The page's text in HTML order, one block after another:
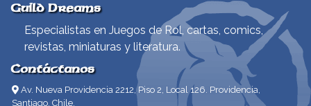
Guild Dreams
Especialistas en Juegos de Rol, cartas, comics,
revistas, miniaturas y literatura.
Contáctanos
Av. Nueva Providencia 2212, Piso 2, Local 126. Providencia,
Santiago, Chile.